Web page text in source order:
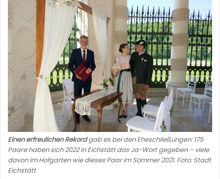
Einen erfreulichen Rekordgab es bei den Eheschließungen: 175
Paare haben sich 2022 in Eichstätt das Ja-Wort gegeben – viele
davon im Hofgarten wie dieses Paar im Sommer 2021. Foto: Stadt
Eichstätt